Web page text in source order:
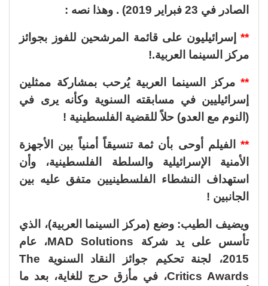
الصادر في 23 فبراير 2019) . وهذا نصه :
** إسرائيليون على قائمة المرشحين للفوز بجوائز
مركز السينما العربية.!
** مركز السينما العربية يُرحب بمشاركة ممثلين
إسرائيليين في مسابقته السنوية وكأنه يرى في
(النوم مع العدو) حلاً للقضية الفلسطينية !
** الفيلم أوحى بأن ثمة تنسيقاً أمنياً بين الأجهزة
الأمنية الإسرائيلية والسلطة الفلسطينية، وأن
استهداف النشطاء الفلسطينيين متفق عليه بين
الجانبين !
ويضيف الطيب: وضع (مركز السينما العربية)، الذي
تأسس على يد شركة MAD Solutions، عام
2015، لجنة تحكيم جوائز النقاد السنوية The
Critics Awards، في مأزق حرج للغاية، بعد ما